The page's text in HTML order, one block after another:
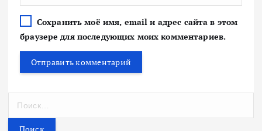
Сохранить моё имя, email и адрес сайта в этом
браузере для последующих моих комментариев.